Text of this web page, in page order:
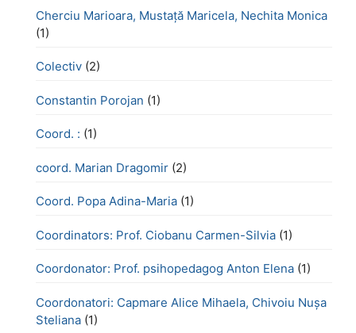
Cherciu Marioara, Mustață Maricela, Nechita Monica
(1)
Colectiv (2)
Constantin Porojan (1)
Coord. : (1)
coord. Marian Dragomir (2)
Coord. Popa Adina-Maria (1)
Coordinators: Prof. Ciobanu Carmen-Silvia (1)
Coordonator: Prof. psihopedagog Anton Elena (1)
Coordonatori: Capmare Alice Mihaela, Chivoiu Nușa
Steliana (1)